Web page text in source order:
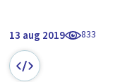
13 aug 2019 833